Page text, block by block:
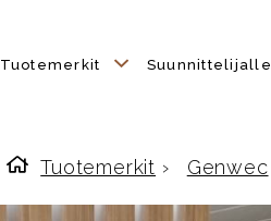
Tuotemerkit Suunnittelijalle
Etusivulle
Tuotemerkit › Genwec